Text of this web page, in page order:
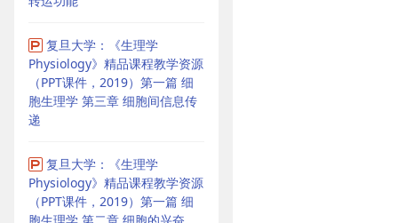
复旦大学：《生理学
Physiology》精品课程教学资源
（PPT课件，2019）第一篇 细
胞生理学 第三章 细胞间信息传
递
复旦大学：《生理学
Physiology》精品课程教学资源
（PPT课件，2019）第一篇 细